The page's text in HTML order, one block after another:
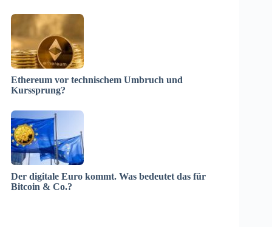
Ethereum vor technischem Umbruch und
Kurssprung?
Der digitale Euro kommt. Was bedeutet das für
Bitcoin & Co.?